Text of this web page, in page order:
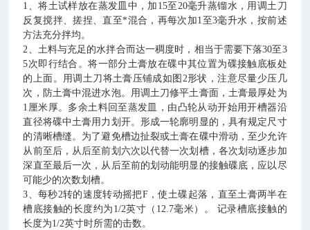
1、将土试样放在蒸发皿中，加15至20毫升蒸镏水，用调土刀
反复搅拌、搓捏、直至*混合，再每次加1至3毫升水，按前述
方法充分拌均。
2、土料与充足的水拌合而达一稠度时，相当于需要下落30至3
5次即行结合。将一部分土膏放在碟中其位置为碟接触底板处
的上面。用调土刀将土膏压铺成如图2形状，注意尽量少压几
次，防土膏中混进水泡。用调土刀修平土膏面，土膏最厚处为
1厘米厚。多余土料回至蒸发皿，由凸轮从动开始用开槽器沿
直径将碟中土膏用力划开。形成一轮廓明显的，具有规定尺寸
的清晰槽缝。为了避免槽边扯裂或土膏在碟中滑动，至少允许
从前至后，从后至前划六次以代替一次划槽，各次划动逐步加
深直至最后一次，从后至前的划动能明显的接触碟底，应以尽
可能少的次数划槽。
3、每秒2转的速度转动摇把F，使土碟起落，直至土膏两半在
槽底接触的长度约为1/2英寸（12.7毫米）。 记录槽底接触的
长度为1/2英寸时所需的击数。